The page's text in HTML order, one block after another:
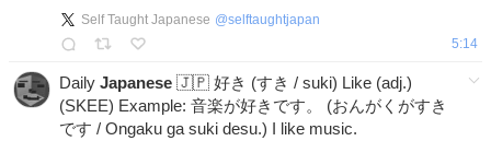
Self Taught Japanese @selftaughtjapan
5:14
Daily Japanese 🇯🇵 好き (すき / suki) Like (adj.)
(SKEE) Example: 音楽が好きです。 (おんがくがすき
です / Ongaku ga suki desu.) I like music.